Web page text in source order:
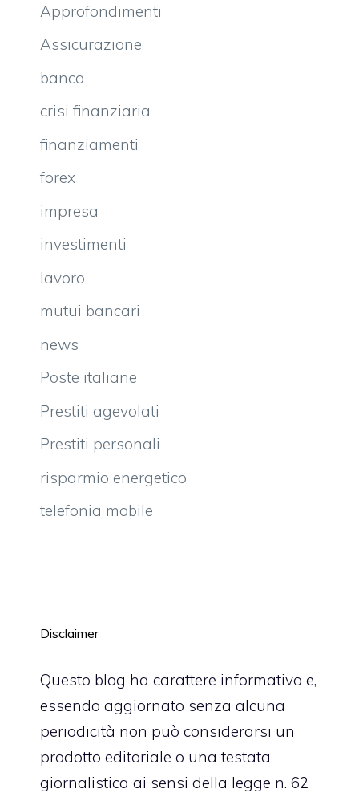
Approfondimenti
Assicurazione
banca
crisi finanziaria
finanziamenti
forex
impresa
investimenti
lavoro
mutui bancari
news
Poste italiane
Prestiti agevolati
Prestiti personali
risparmio energetico
telefonia mobile
Disclaimer
Questo blog ha carattere informativo e,
essendo aggiornato senza alcuna
periodicità non può considerarsi un
prodotto editoriale o una testata
giornalistica ai sensi della legge n. 62